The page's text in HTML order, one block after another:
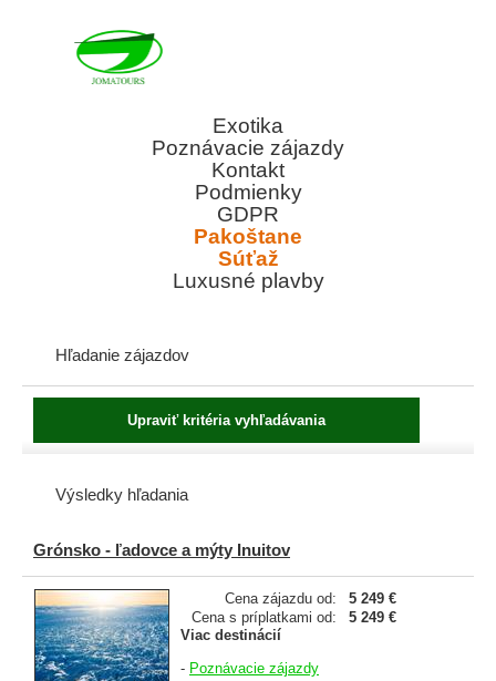
Exotika
Poznávacie zájazdy
Kontakt
Podmienky
GDPR
Pakoštane
Súťaž
Luxusné plavby
Hľadanie zájazdov
Výsledky hľadania
Grónsko - ľadovce a mýty Inuitov
Cena zájazdu od:
5 249 €
Cena s príplatkami od:
5 249 €
Viac destinácií
- Poznávacie zájazdy